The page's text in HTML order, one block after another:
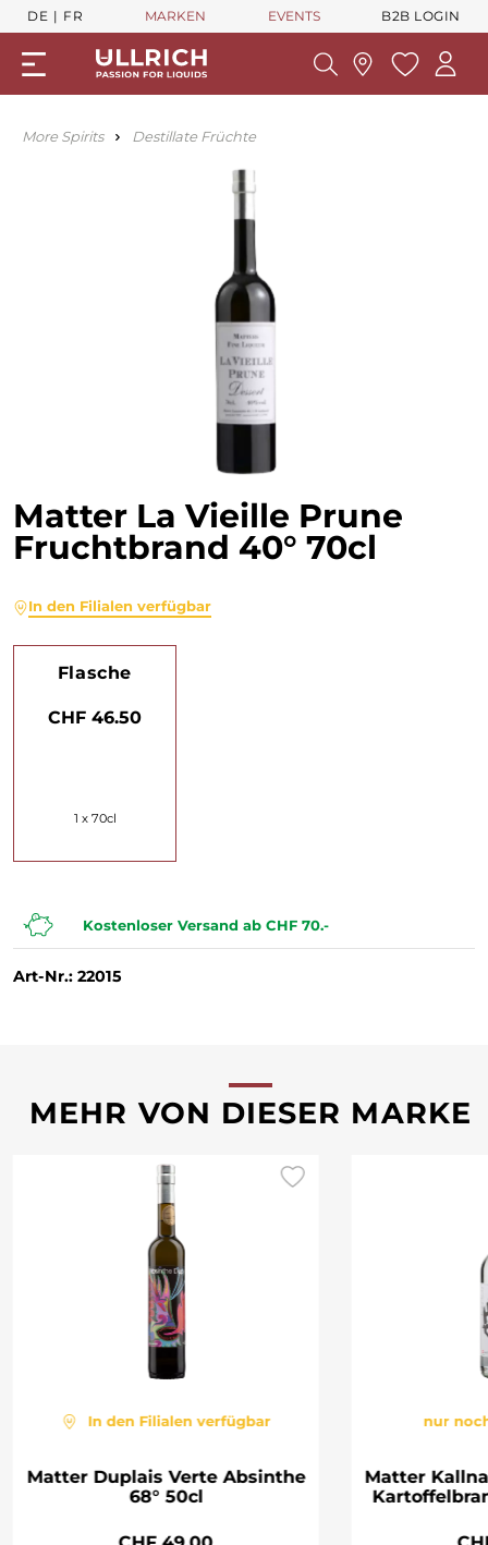
DE FR MARKEN EVENTS B2B LOGIN
More Spirits Destillate Früchte
Matter La Vieille Prune
Fruchtbrand 40° 70cl
In den Filialen verfügbar
Flasche
CHF 46.50
1 x 70cl
Kostenloser Versand ab CHF 70.-
Art-Nr.: 22015
MEHR VON DIESER MARKE
In den Filialen verfügbar
Matter Duplais Verte Absinthe
68° 50cl
nur
Matter